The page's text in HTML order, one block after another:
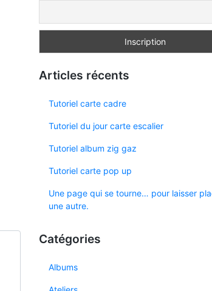
Articles récents
Tutoriel carte cadre
Tutoriel du jour carte escalier
Tutoriel album zig gaz
Tutoriel carte pop up
Une page qui se tourne… pour laisser
une autre.
Catégories
Albums